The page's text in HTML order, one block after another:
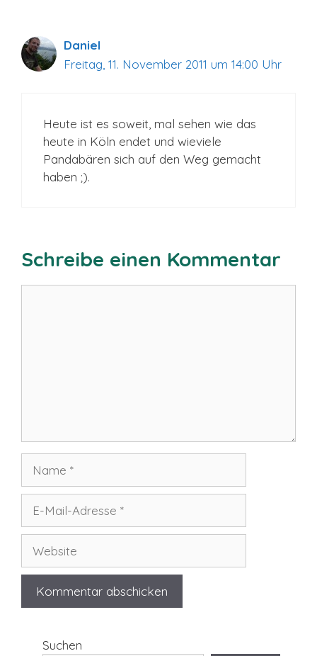
Daniel
Freitag, 11. November 2011 um 14:00 Uhr
Heute ist es soweit, mal sehen wie das
heute in Köln endet und wieviele
Pandabären sich auf den Weg gemacht
haben ;).
Schreibe einen Kommentar
Mail-
Adresse
Suchen